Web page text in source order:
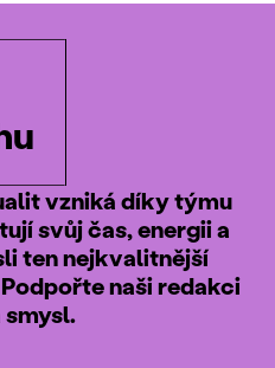
vzniká díky týmu
svůj čas, energii a
ten nejkvalitnější
naši redakci